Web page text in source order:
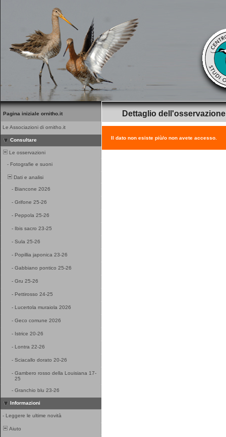
Pagina iniziale ornitho.it
Le Associazioni di ornitho.it
Consultare
Le osservazioni
- Fotografie e suoni
Dati e analisi
- Biancone 2026
- Grifone 25-26
- Peppola 25-26
- Ibis sacro 23-25
- Sula 25-26
- Popillia japonica 23-26
- Gabbiano pontico 25-26
- Gru 25-26
- Pettirosso 24-25
- Lucertola muraiola 2026
- Geco comune 2026
- Istrice 20-26
- Lontra 22-26
- Sciacallo dorato 20-26
- Gambero rosso della Louisiana 17-
25
- Granchio blu 23-26
Informazioni
- Leggere le ultime novità
Aiuto
Dettaglio dell'osservazione
Il dato non esiste più/o non avete accesso.